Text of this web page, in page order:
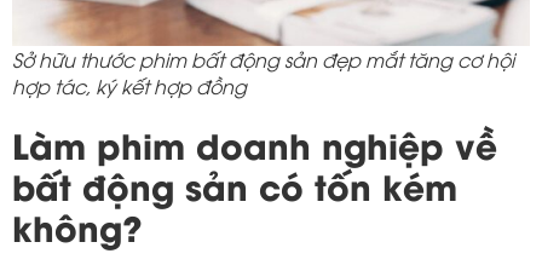
Sở hữu thước phim bất động sản đẹp mắt tăng cơ hội
hợp tác, ký kết hợp đồng
Làm phim doanh nghiệp về
bất động sản có tốn kém
không?